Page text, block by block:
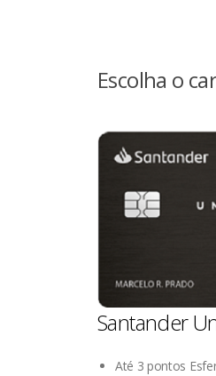
Escolha o
Santander
Até 3 pontos